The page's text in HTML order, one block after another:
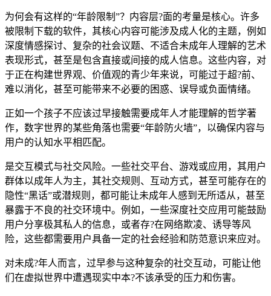
为何会有这样的“年龄限制”？内容层?面的考量是核心。许多
被限制下载的软件，其核心内容可能涉及成人化的主题，例如
深度情感探讨、复杂的社会议题、不适合未成年人理解的艺术
表现形式，甚至是包含直接或间接的成人信息。这些内容，对
于正在构建世界观、价值观的青少年来说，可能过于超?前、
难以消化，甚至可能带来不必要的困惑、误导或负面情绪。
正如一个孩子不应该过早接触需要成年人才能理解的哲学著
作，数字世界的某些角落也需要“年龄防火墙”，以确保内容与
用户的认知水平相匹配。
是交互模式与社交风险。一些社交平台、游戏或应用，其用户
群体以成年人为主，其社交规则、互动方式，甚至可能存在的
隐性“黑话”或潜规则，都可能让未成年人感到无所适从，甚至
暴露于不良的社交环境中。例如，一些深度社交应用可能鼓励
用户分享极其私人的信息，或者存?在网络欺凌、诱导等风
险，这些都需要用户具备一定的社会经验和防范意识来应对。
对未成?年人而言，过早参与这种复杂的社交互动，可能让他
们在虚拟世界中遭遇现实中本?不该承受的压力和伤害。